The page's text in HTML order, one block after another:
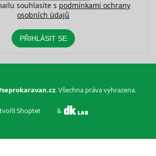
souhlasíte s podmínkami ochrany
osobních údajů
PŘIHLÁSIT SE
Shoptet &
. Všechna práva vyhrazena.